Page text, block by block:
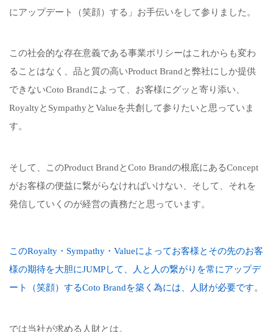
にアップデート（笑顔）する」お手伝いをして参りました。
この社会的な存在意義である事業ポリシーはこれからも変わ
ることはなく、品と質の高いProduct Brandと弊社にしか提供
できないCoto Brandによって、お客様にグッと寄り添い、
RoyaltyとSympathyとValueを共創して参りたいと思っていま
す。
そして、このProduct BrandとCoto Brandの根底にあるConcept
がお客様の便益に繋がらなければいけない、そして、それを
発信していくのが経営の責務だと思っています。
このRoyalty・Sympathy・Valueによってお客様とその先のお客
様の期待を大胆にJUMPして、人と人の繋がりを常にアップデ
ート（笑顔）するCoto Brandを築く為には、人財が必要です。
では当社が求める人財とは。